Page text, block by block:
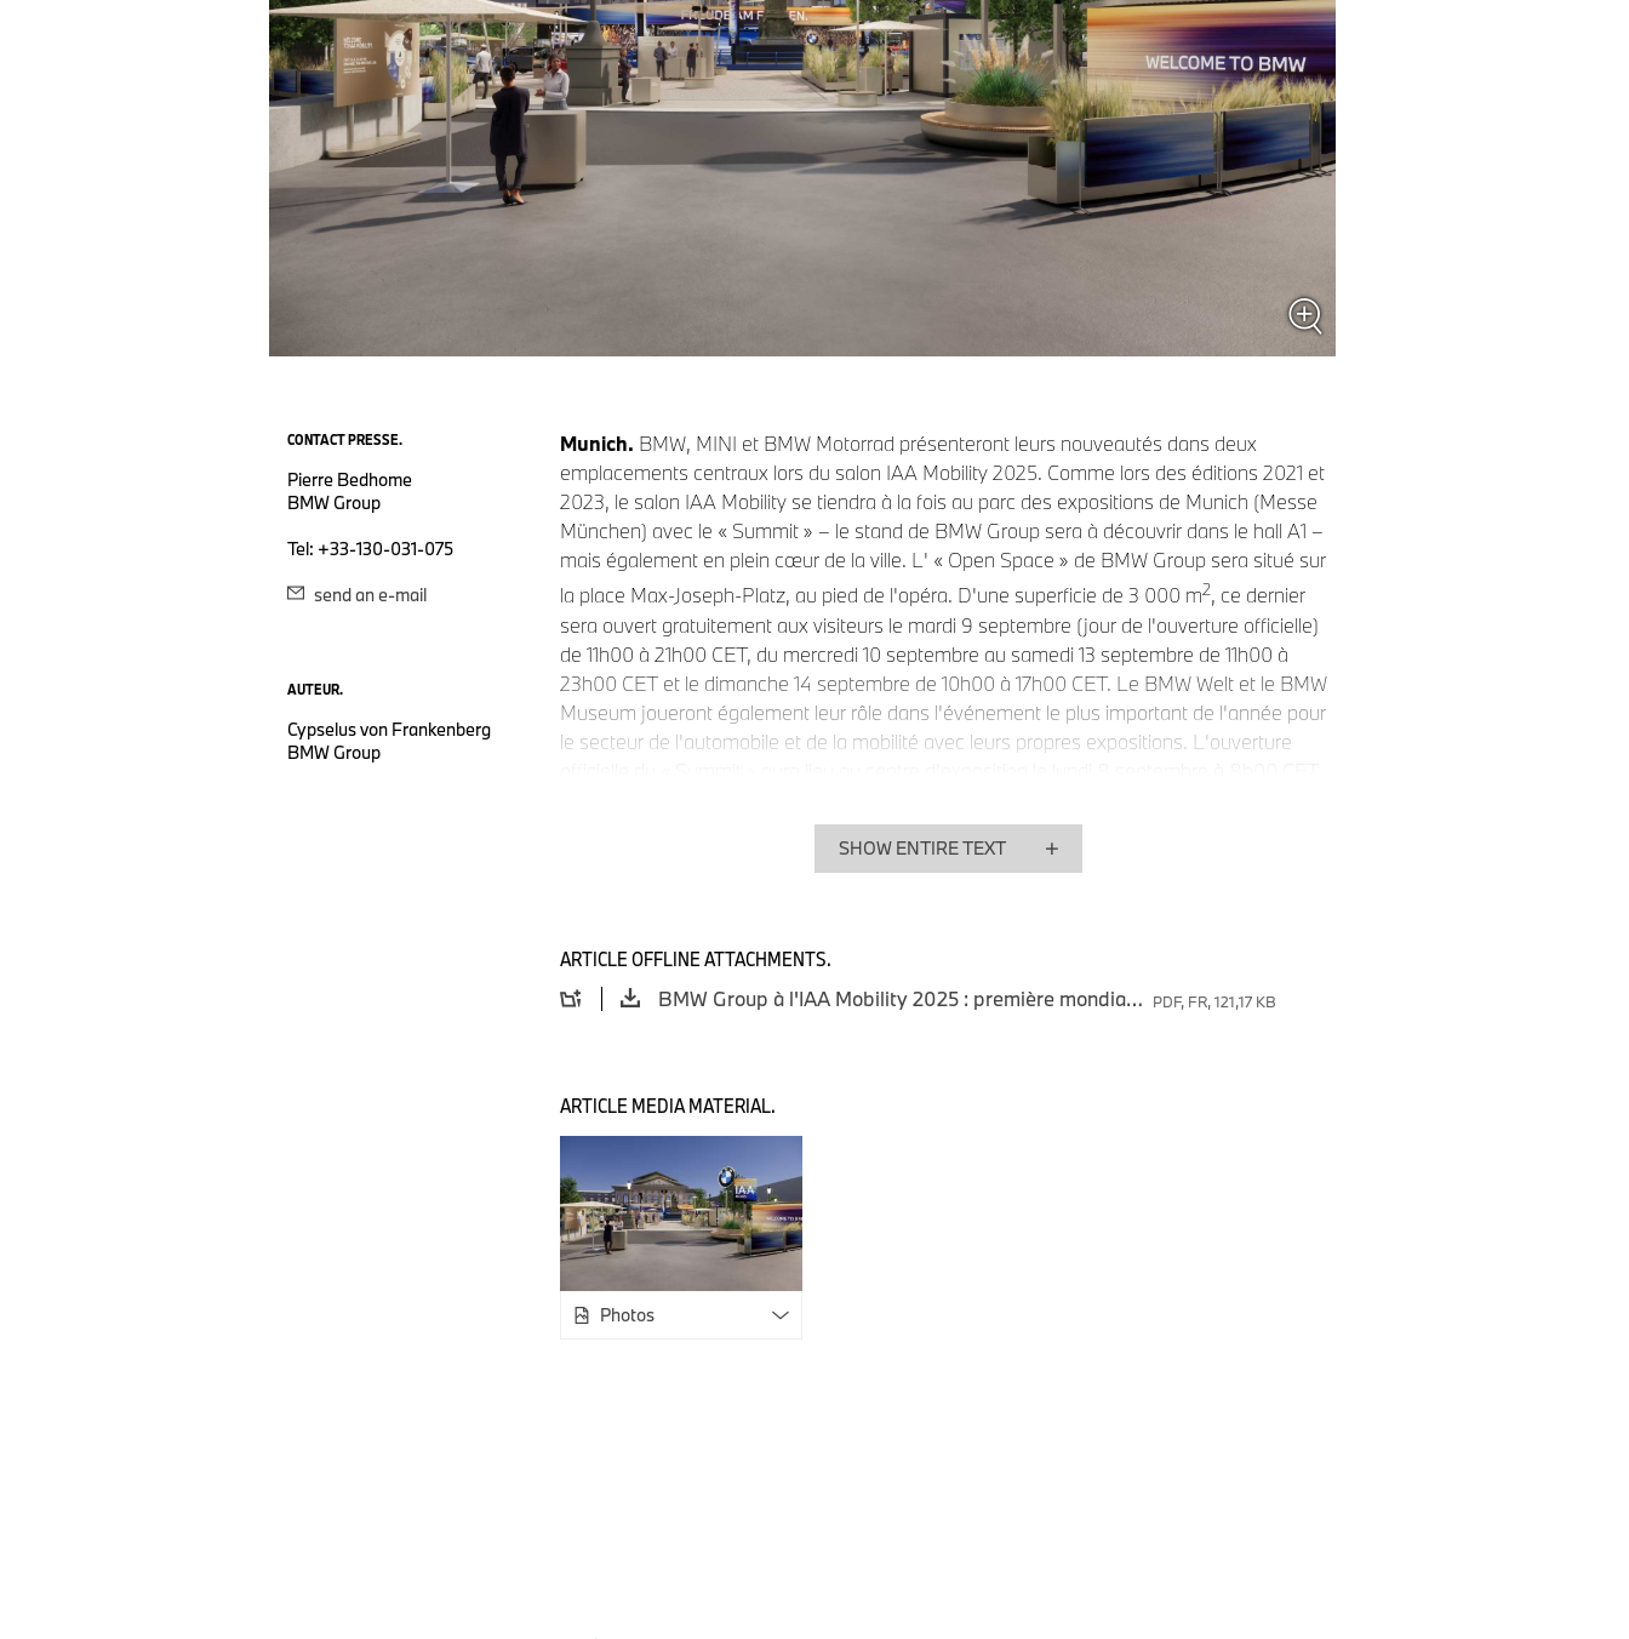
CONTACT PRESSE.
Pierre Bedhome
BMW Group
Tel: +33-130-031-075
send an e-mail
AUTEUR.
Cypselus von Frankenberg
BMW Group
Munich. BMW, MINI et BMW Motorrad présenteront leurs nouveautés dans deux
emplacements centraux lors du salon IAA Mobility 2025. Comme lors des éditions 2021 et
2023, le salon IAA Mobility se tiendra à la fois au parc des expositions de Munich (Messe
München) avec le « Summit » – le stand de BMW Group sera à découvrir dans le hall A1 –
mais également en plein cœur de la ville. L' « Open Space » de BMW Group sera situé sur
la place Max-Joseph-Platz, au pied de l'opéra. D'une superficie de 3 000 m2, ce dernier
sera ouvert gratuitement aux visiteurs le mardi 9 septembre (jour de l'ouverture officielle)
de 11h00 à 21h00 CET, du mercredi 10 septembre au samedi 13 septembre de 11h00 à
23h00 CET et le dimanche 14 septembre de 10h00 à 17h00 CET. Le BMW Welt et le BMW
Museum joueront également leur rôle dans l'événement le plus important de l'année pour
le secteur de l'automobile et de la mobilité avec leurs propres expositions. L'ouverture
jour jusqu'au vendredi 12 septembre de 9h00 à 18h00 CET.
BMW Group présente l'un des modèles les plus significatifs de son histoire à l'IAA Mobility
2025, dans sa ville natale de Munich. La BMW iX3, le premier modèle de la nouvelle famille
public un premier aperçu de l'énorme avancée technologique réalisée par BMW dans de
connectivité, design, durabilité et ouverture technologique. Tous les futurs modèles BMW
bénéficieront des innovations de la Neue Klasse, quel que soit le type de système de
propulsion utilisé.
La nouvelle BMW iX3 et ses nombreuses innovations au centre de toutes les
SHOW ENTIRE TEXT
ARTICLE OFFLINE ATTACHMENTS.
BMW Group à l'IAA Mobility 2025 : première mondiale de la nouvelle BMW iX3.
PDF, FR, 121,17 KB
ARTICLE MEDIA MATERIAL.
Photos